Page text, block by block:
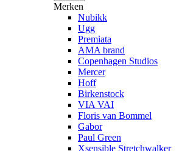
Merken
Nubikk
Ugg
Premiata
AMA brand
Copenhagen Studios
Mercer
Hoff
Birkenstock
VIA VAI
Floris van Bommel
Gabor
Paul Green
Xsensible Stretchwalker